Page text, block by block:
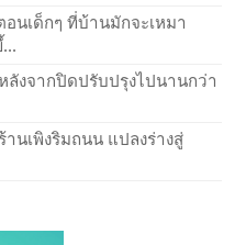
อนเด็กๆ ที่บ้านมักจะเหมา
ลังจากปิดปรับปรุงไปนานกว่า
านเพิงริมถนน แปลงร่างสู่